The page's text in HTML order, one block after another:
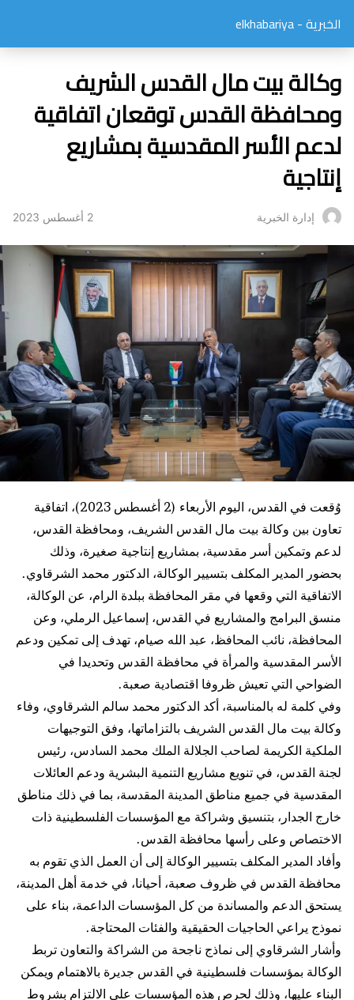
الخبرية - elkhabariya
وكالة بيت مال القدس الشريف
ومحافظة القدس توقعان اتفاقية
لدعم الأسر المقدسية بمشاريع
إنتاجية
إدارة الخبرية 2 أغسطس 2023
وُقعت في القدس، اليوم الأربعاء (2 أغسطس 2023)، اتفاقية
تعاون بين وكالة بيت مال القدس الشريف، ومحافظة القدس،
لدعم وتمكين أسر مقدسية، بمشاريع إنتاجية صغيرة، وذلك
بحضور المدير المكلف بتسيير الوكالة، الدكتور محمد الشرقاوي.
الاتفاقية التي وقعها في مقر المحافظة ببلدة الرام، عن الوكالة،
منسق البرامج والمشاريع في القدس، إسماعيل الرملي، وعن
المحافظة، نائب المحافظ، عبد الله صيام، تهدف إلى تمكين ودعم
الأسر المقدسية والمرأة في محافظة القدس وتحديدا في
الضواحي التي تعيش ظروفا اقتصادية صعبة.
وفي كلمة له بالمناسبة، أكد الدكتور محمد سالم الشرقاوي، وفاء
وكالة بيت مال القدس الشريف بالتزاماتها، وفق التوجيهات
الملكية الكريمة لصاحب الجلالة الملك محمد السادس، رئيس
لجنة القدس، في تنويع مشاريع التنمية البشرية ودعم العائلات
المقدسية في جميع مناطق المدينة المقدسة، بما في ذلك مناطق
خارج الجدار، بتنسيق وشراكة مع المؤسسات الفلسطينية ذات
الاختصاص وعلى رأسها محافظة القدس.
وأفاد المدير المكلف بتسيير الوكالة إلى أن العمل الذي تقوم به
محافظة القدس في ظروف صعبة، أحيانا، في خدمة أهل المدينة،
يستحق الدعم والمساندة من كل المؤسسات الداعمة، بناء على
نموذج يراعي الحاجيات الحقيقية والفئات المحتاجة.
وأشار الشرقاوي إلى نماذج ناجحة من الشراكة والتعاون تربط
الوكالة بمؤسسات فلسطينية في القدس جديرة بالاهتمام ويمكن
البناء عليها، وذلك لحرص هذه المؤسسات على الالتزام بشروط